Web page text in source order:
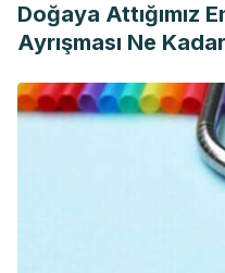
Doğaya Attığımız
Ayrışması Ne